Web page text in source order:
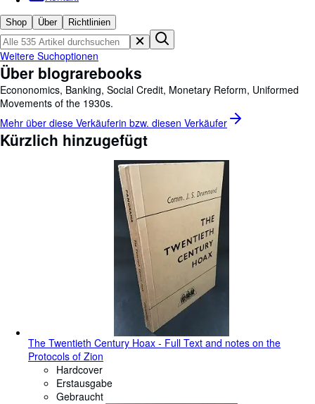
Antiquarische Bücher
Kunst & Sammlerstücke
Verkäufer
Verkäufer werden
Hilfe
SCHLIESSEN
Shop Über Richtlinien
Weitere Suchoptionen
Über blograrebooks
Econonomics, Banking, Social Credit, Monetary Reform, Uniformed
Movements of the 1930s.
Mehr über diese Verkäuferin bzw. diesen Verkäufer
Kürzlich hinzugefügt
The Twentieth Century Hoax - Full Text and notes on the
Protocols of Zion
Hardcover
Erstausgabe
Gebraucht